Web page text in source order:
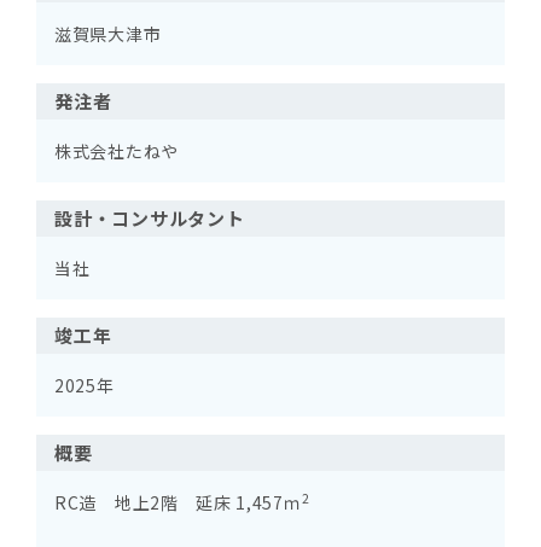
滋賀県大津市
発注者
株式会社たねや
設計・コンサルタント
当社
竣工年
2025年
概要
RC造 地上2階 延床 1,457ｍ2